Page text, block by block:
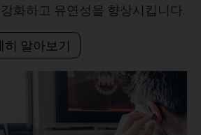
화하고 유연성을 향상시킵니다.
히 알아보기